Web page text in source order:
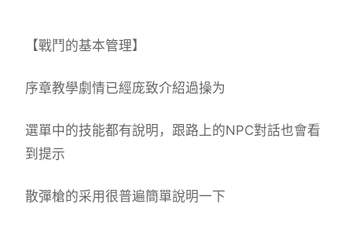
【戰鬥的基本管理】
序章教學劇情已經庞致介紹過操为
選單中的技能都有說明，跟路上的NPC對話也會看
到提示
散彈槍的采用很普遍簡單說明一下